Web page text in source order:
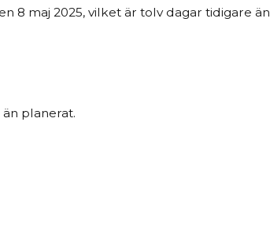
8 maj 2025, vilket är tolv dagar tidigare än
planerat.